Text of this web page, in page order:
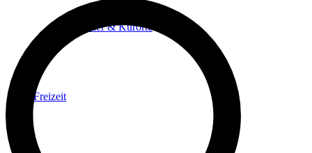
Heilbäder & Kurorte
Freizeit